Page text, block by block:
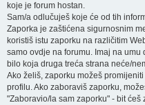
koje je forum hostan.
Sam/a odlučuješ koje će od tih
Zaporka je zaštićena sigurnosnim
koristiš istu zaporku na različitim
samo ovdje na forumu. Imaj na umu
bilo koja druga treća strana neće/
Ako želiš, zaporku možeš
profilu. Ako zaboraviš zaporku,
"Zaboravio/la sam zaporku" - bit